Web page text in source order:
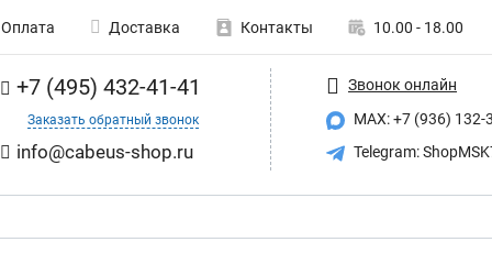
Оплата Доставка Контакты 10.00 - 18.00
+7 (495) 432-41-41
Заказать обратный звонок
info@cabeus-shop.ru
Звонок онлайн
MAX: +7 (936) 132-
Telegram: